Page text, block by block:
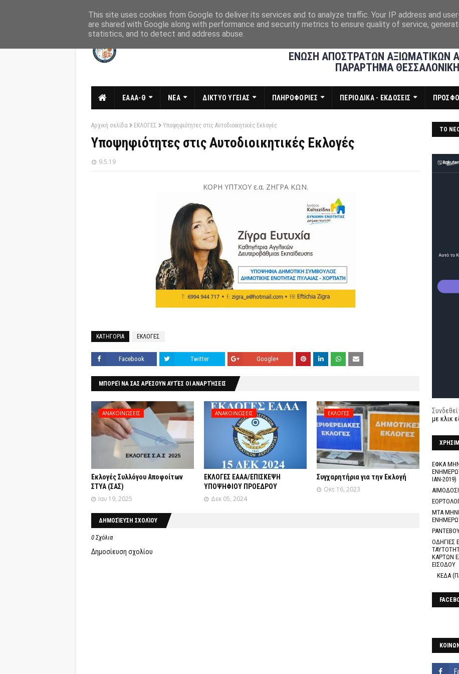
ΕΝΩΣΗ ΑΠΟΣΤΡΑΤΩΝ ΑΞΙΩΜΑΤΙΚΩΝ
ΠΑΡΑΡΤΗΜΑ
ΕΑΑΑ-Θ ΝΕΑ ΔΙΚΤΥΟ ΥΓΕΙΑΣ ΠΛΗΡΟΦΟΡΙΕΣ ΠΕΡΙΟΔΙΚΑ - ΕΚΔΟΣΕΙΣ
Αρχική σελίδα ΕΚΛΟΓΕΣ Υποψηφιότητες στις Αυτοδιοικητικές Εκλογές
Υποψηφιότητες στις Αυτοδιοικητικές Εκλογές
9.5.19
ΚΟΡΗ ΥΠΤΧΟΥ ε.α. ΖΗΓΡΑ ΚΩΝ.
ΚΑΤΗΓΟΡΙΑ ΕΚΛΟΓΕΣ
Facebook Twitter Google+
ΜΠΟΡΕΊ ΝΑ ΣΑΣ ΑΡΈΣΟΥΝ ΑΥΤΈΣ ΟΙ ΑΝΑΡΤΉΣΕΙΣ
ΑΝΑΚΟΙΝΩΣΕΙΣ
Εκλογές Συλλόγου Αποφοίτων
ΣΤΥΑ (ΣΑΣ)
Ιαν 19, 2025
ΑΝΑΚΟΙΝΩΣΕΙΣ
ΕΚΛΟΓΕΣ ΕΑΑΑ/ΕΠΙΣΚΕΨΗ
ΥΠΟΨΗΦΙΟΥ ΠΡΟΕΔΡΟΥ
Δεκ 05, 2024
ΕΚΛΟΓΕΣ
Συγχαρητήρια για την Εκλογή
Οκτ 16, 2023
ΔΗΜΟΣΊΕΥΣΗ ΣΧΟΛΊΟΥ
0 Σχόλια
Δημοσίευση σχολίου
ΤΟ
με κλικ
ΕΦΚΑ
ΙΑΝ-2019)
ΜΤΑ
ΟΔΗΓΙΕΣ
ΚΑΡΤΩΝ
ΕΙΣΟΔΟΥ
ΚΕΔΑ
This site uses cookies from Google to deliver its services and to analyze traffic. Your IP address and
are shared with Google along with performance and security metrics to ensure quality of service,
statistics, and to detect and address abuse.